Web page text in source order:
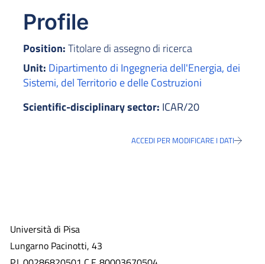
Profile
Position:Titolare di assegno di ricerca
Unit: Dipartimento di Ingegneria dell'Energia, dei
Sistemi, del Territorio e delle Costruzioni
Scientific-disciplinary sector: ICAR/20
ACCEDI PER MODIFICARE I DATI
Università di Pisa
Lungarno Pacinotti, 43